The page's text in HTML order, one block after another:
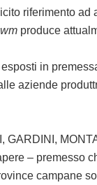
ad
produce
in premessa,
aziende
– premesso
campane